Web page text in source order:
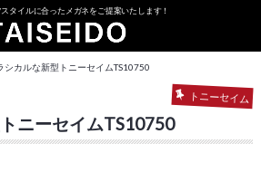
タイルに合ったメガネをご提案いたします！
シカルな新型トニーセイムTS10750
トニーセイム
ニーセイムTS10750